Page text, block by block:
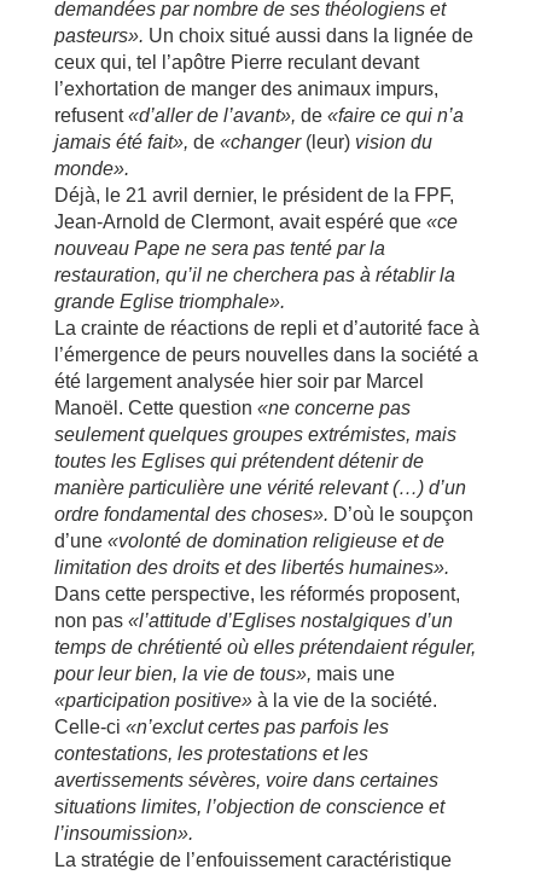
demandées par nombre de ses théologiens et
pasteurs». Un choix situé aussi dans la lignée de
ceux qui, tel l’apôtre Pierre reculant devant
l’exhortation de manger des animaux impurs,
refusent«d’aller de l’avant», de «faire ce qui n’a
jamais été fait», de «changer (leur) vision du
monde».
Déjà, le 21 avril dernier, le président de la FPF,
Jean-Arnold de Clermont, avait espéré que «ce
nouveau Pape ne sera pas tenté par la
restauration, qu’il ne cherchera pas à rétablir la
grande Eglise triomphale».
La crainte de réactions de repli et d’autorité face à
l’émergence de peurs nouvelles dans la société a
été largement analysée hier soir par Marcel
Manoël. Cette question «ne concerne pas
seulement quelques groupes extrémistes, mais
toutes les Eglises qui prétendent détenir de
manière particulière une vérité relevant (…) d’un
ordre fondamental des choses». D’où le soupçon
d’une «volonté de domination religieuse et de
limitation des droits et des libertés humaines».
Dans cette perspective, les réformés proposent,
non pas «l’attitude d’Eglises nostalgiques d’un
temps de chrétienté où elles prétendaient réguler,
pour leur bien, la vie de tous», mais une
«participation positive» à la vie de la société.
Celle-ci «n’exclut certes pas parfois les
contestations, les protestations et les
avertissements sévères, voire dans certaines
situations limites, l’objection de conscience et
l’insoumission».
La stratégie de l’enfouissement caractéristique